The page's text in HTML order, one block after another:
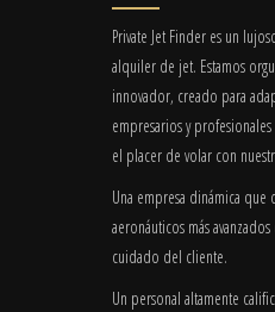
Private Jet Finder es un
alquiler de jet. Estamos
innovador, creado para
empresarios y
el placer de volar con
Una empresa dinámica que
aeronáuticos más
cuidado del cliente.
Un personal altamente